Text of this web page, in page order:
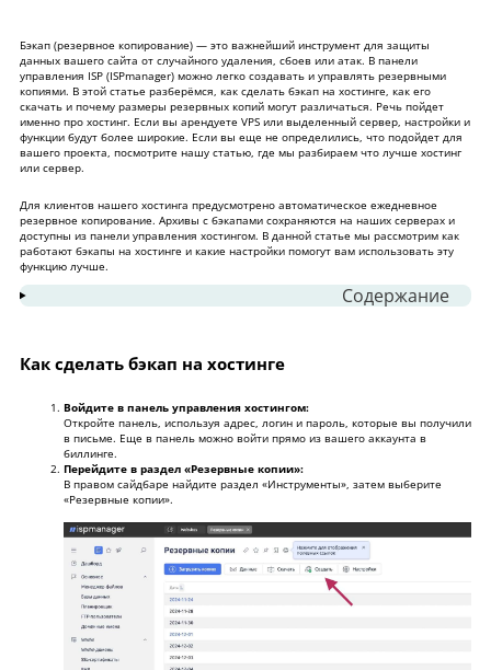
Бэкап (резервное копирование) — это важнейший инструмент для защиты
данных вашего сайта от случайного удаления, сбоев или атак. В панели
управления ISP (ISPmanager) можно легко создавать и управлять резервными
копиями. В этой статье разберёмся, как сделать бэкап на хостинге, как его
скачать и почему размеры резервных копий могут различаться. Речь пойдет
именно про хостинг. Если вы арендуете VPS или выделенный сервер, настройки и
функции будут более широкие. Если вы еще не определились, что подойдет для
вашего проекта, посмотрите нашу статью, где мы разбираем что лучше хостинг
или сервер.
Для клиентов нашего хостинга предусмотрено автоматическое ежедневное
резервное копирование. Архивы с бэкапами сохраняются на наших серверах и
доступны из панели управления хостингом. В данной статье мы рассмотрим как
работают бэкапы на хостинге и какие настройки помогут вам использовать эту
функцию лучше.
Содержание
2Как скачать или загрузить бэкап с хостинга
4Почему одни бэкапы весят меньше других
Свернуть
Как сделать бэкап на хостинге
Войдите в панель управления хостингом:
Откройте панель, используя адрес, логин и пароль, которые вы получили
в письме. Еще в панель можно войти прямо из вашего аккаунта в
биллинге.
Перейдите в раздел «Резервные копии»:
В правом сайдбаре найдите раздел «Инструменты», затем выберите
«Резервные копии».